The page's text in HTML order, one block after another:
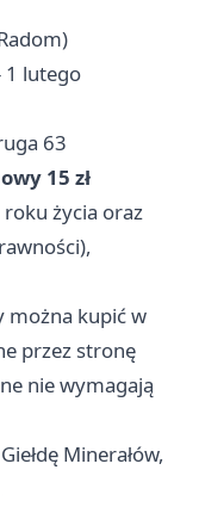
1 lutego
63
15 zł
życia oraz
można kupić w
przez stronę
nie wymagają
Minerałów,